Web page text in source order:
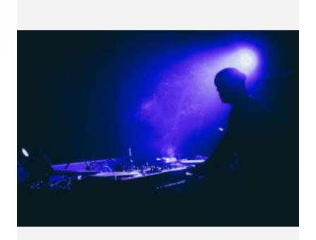
ENTRE PARA O NOSSOMEMBERS CLUB
E receba códigos promocionais para festas, free
downloads e mais.